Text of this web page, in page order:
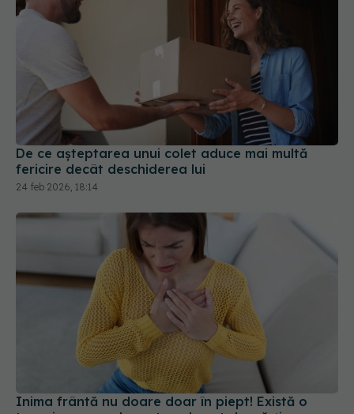
De ce așteptarea unui colet aduce mai multă
fericire decât deschiderea lui
24 feb 2026, 18:14
Inima frântă nu doare doar în piept! Există o
terapie care reduce stresul post despărțire
17 iun 2026, 11:50